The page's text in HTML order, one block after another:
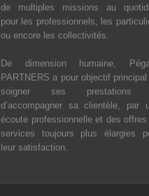
de multiples missions au
pour les professionnels, les
ou encore les collectivités.
De dimension humaine,
PARTNERS a pour objectif principal
soigner ses prestations
d’accompagner sa clientèle, par
écoute professionnelle et des offres
services toujours plus élargies
leur satisfaction.